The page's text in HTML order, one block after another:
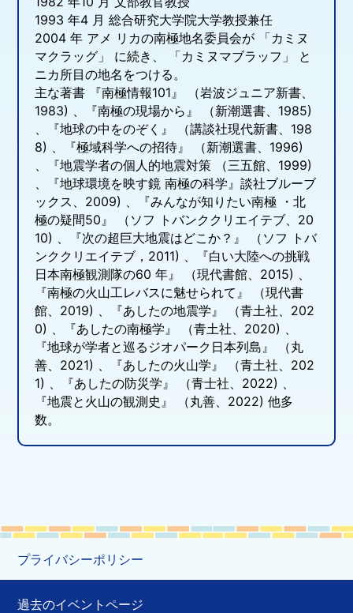
1993 年4 月 総合研究大学院大学教授兼任
2004 年 アメ リカの南極地名委員会が 「カミヌ
マクラッグ」 に続き、 「カミヌマブラッフ」 と
ニカ所目の地名をつける。
主な著書 『南極情報101』 （岩波ジュニア新書、
1983) 、『南極の現場から』 （新潮選書、1985)
、『地球の中をのぞく』 （講談社現代新書、198
8) 、『極域科学への招待』 （新潮選書、1996)
、『地震学者の個人的地震対策 （三五館、1999)
、『地球環境を映す鏡 南極の科学』談社ブルーブ
ックス、2009) 、『みんなが知りたい南極 ・北
極の疑間50』 （ソフ トバンククリエイテブ、20
10) 、『次の超巨大地震はどこか？』 （ソフ トバ
ンククリエイテブ，2011) 、『白い大陸への挑戦
日本南極観測隊の60 年』 （現代書館、2015) 、
『南極の火山工レバスに魅せられて』 （現代書
館、2019) 、『あしたの地震学』 （青土社、202
0) 、『あしたの南極学』 （青土社、2020) 、
『地球が学者と巡るジオパーク日本列島』 （丸
善、2021) 、『あしたの火山学』 （青土社、202
1) 、『あしたの防災学』 （青士社、2022) 、
『地震と火山の観測史』 （丸善、2022) 他多
数。
プライバシーポリシー
過去のイベントページ